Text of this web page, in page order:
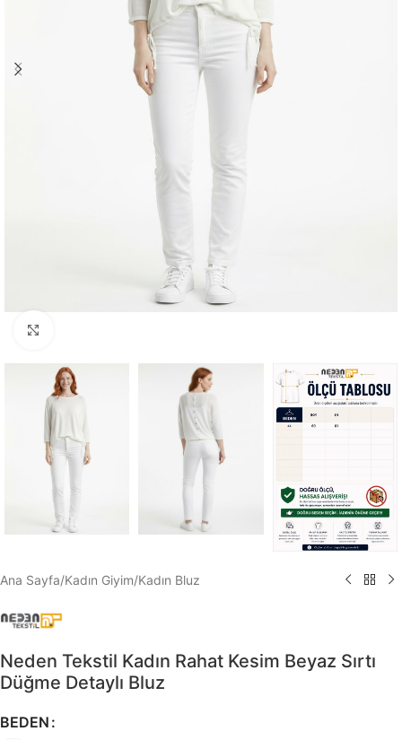
Ana Sayfa/Kadın Giyim/Kadın Bluz
Neden Tekstil Kadın Rahat Kesim Beyaz Sırtı
Düğme Detaylı Bluz
BEDEN